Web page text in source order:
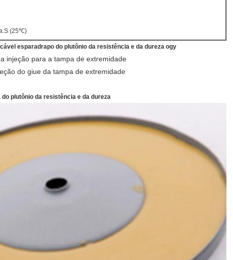
(25℃)
esparadrapo do plutônio da resistência e da dureza ogy
injeção para a tampa de extremidade
do giue da tampa de extremidade
plutônio da resistência e da dureza